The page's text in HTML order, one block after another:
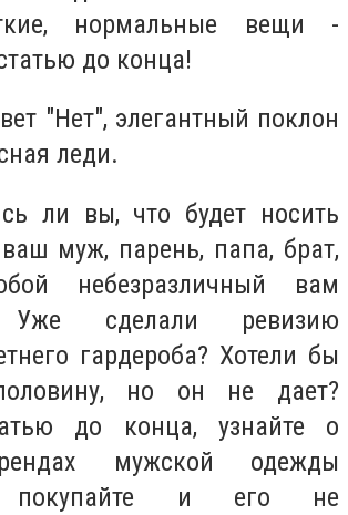
нормальные вещи -
до конца!
"Нет", элегантный поклон
леди.
ли вы, что будет носить
муж, парень, папа, брат,
небезразличный вам
Уже сделали ревизию
гардероба? Хотели бы
но он не дает?
до конца, узнайте о
мужской одежды
покупайте и его не